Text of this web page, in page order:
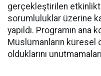
gerçekleştirilen
sorumluluklar üzerine
yapıldı. Programın ana
Müslümanların
olduklarını